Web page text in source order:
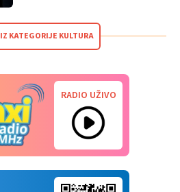
KATEGORIJE KULTURA
RADIO UŽIVO